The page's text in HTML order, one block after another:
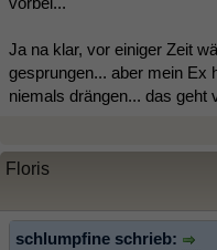
Ja na klar, vor einiger Zeit
gesprungen... aber mein Ex
niemals drängen... das geht
Floris
schlumpfine schrieb: